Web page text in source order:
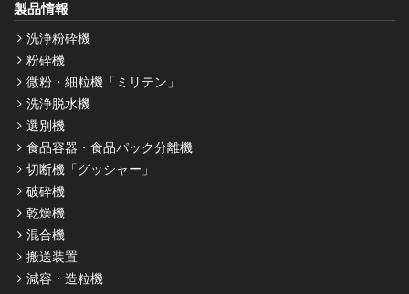
製品情報
洗浄粉砕機
粉砕機
微粉・細粒機「ミリテン」
洗浄脱水機
選別機
食品容器・食品パック分離機
切断機「グッシャー」
破砕機
乾燥機
混合機
搬送装置
減容・造粒機